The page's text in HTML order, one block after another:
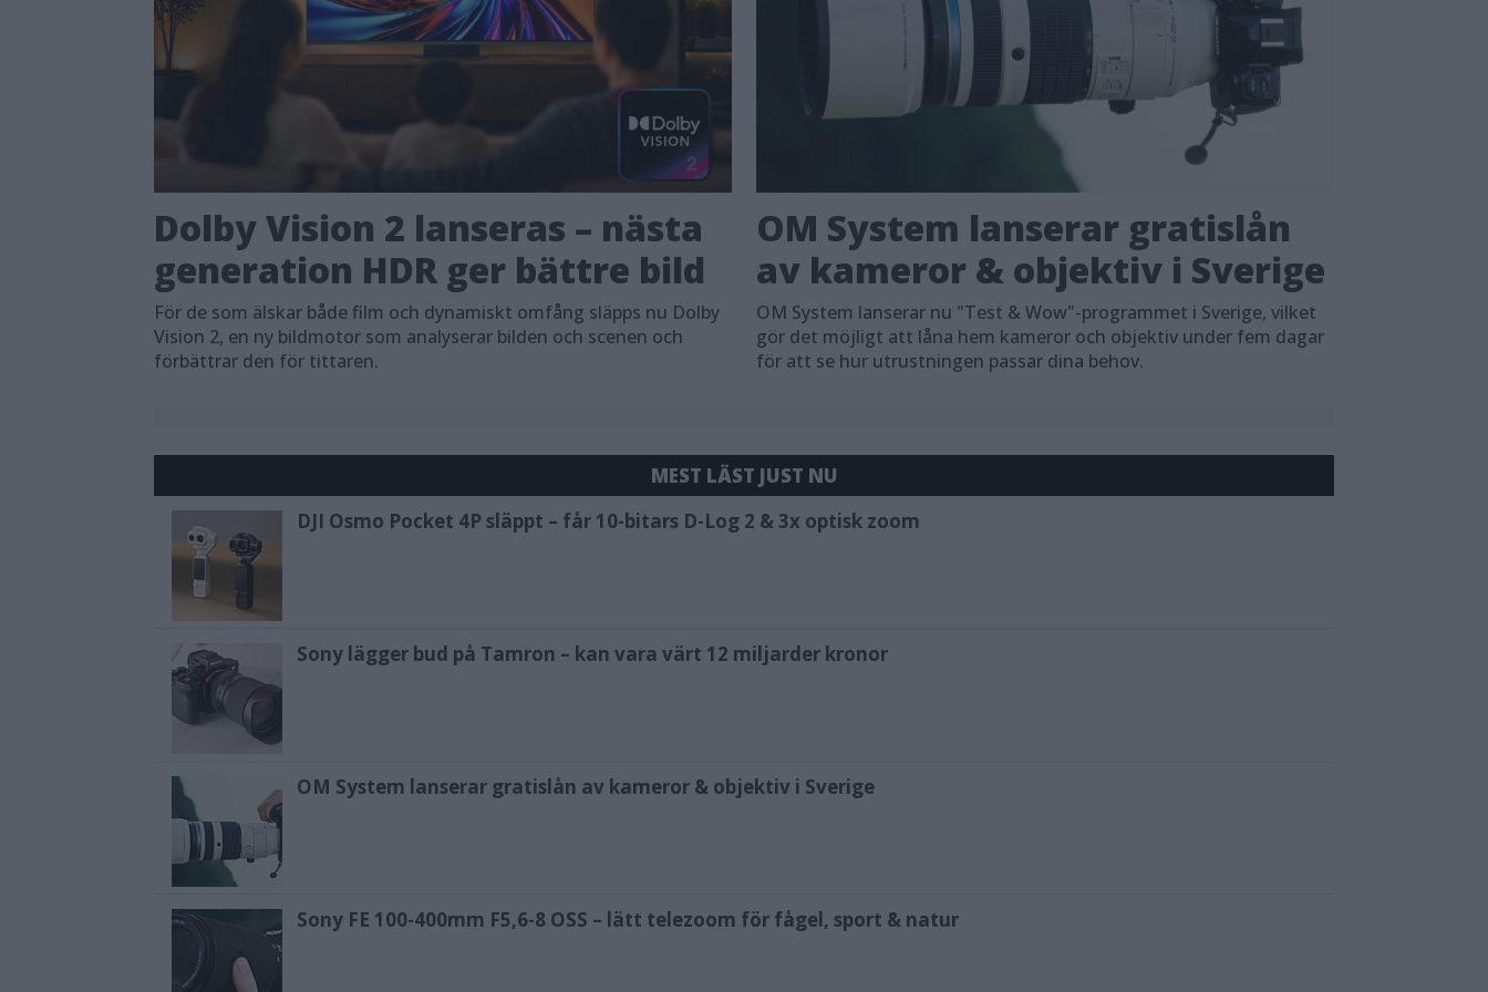
Dolby Vision 2 lanseras – nästa
generation HDR ger bättre bild
För de som älskar både film och dynamiskt omfång släpps nu Dolby
Vision 2, en ny bildmotor som analyserar bilden och scenen och
förbättrar den för tittaren.
OM System lanserar gratislån
av kameror & objektiv i Sverige
OM System lanserar nu "Test & Wow"-programmet i Sverige, vilket
gör det möjligt att låna hem kameror och objektiv under fem dagar
för att se hur utrustningen passar dina behov.
MEST LÄST JUST NU
DJI Osmo Pocket 4P släppt – får 10-bitars D-Log 2 & 3x optisk zoom
Sony lägger bud på Tamron – kan vara värt 12 miljarder kronor
OM System lanserar gratislån av kameror & objektiv i Sverige
Sony FE 100-400mm F5,6-8 OSS – lätt telezoom för fågel, sport & natur